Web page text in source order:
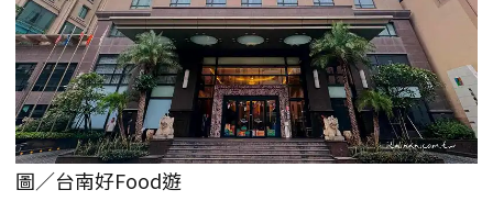
圖／台南好Food遊